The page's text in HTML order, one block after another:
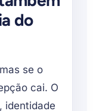
do
se o
cai. O
identidade